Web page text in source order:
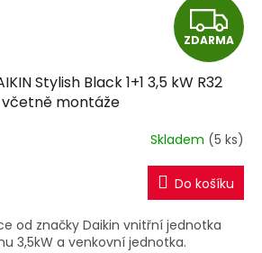
Z
D
R
M
A
ZDARMA
Stylish Black 1+1 3,5 kW R32
včetně montáže
Skladem (5 ks)
Do košíku
od značky Daikin vnitřní jednotka
3,5kW a venkovní jednotka.